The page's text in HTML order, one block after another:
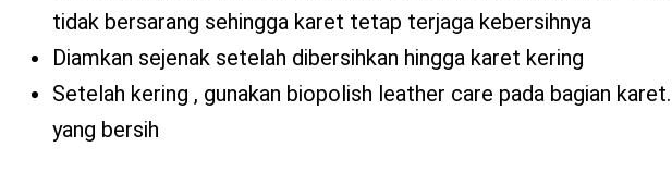
tidak bersarang sehingga karet tetap terjaga kebersihnya
Diamkan sejenak setelah dibersihkan hingga karet kering
Setelah kering , gunakan biopolish leather care pada bagian
yang bersih